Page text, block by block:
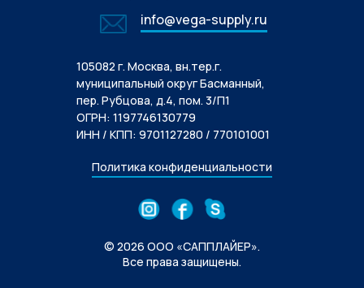
info@vega-supply.ru
105082 г. Москва, вн.тер.г.
муниципальный округ Басманный,
пер. Рубцова, д.4, пом. 3/П1
ОГРН: 1197746130779
ИНН / КПП: 9701127280 / 770101001
© 2026 ООО «САППЛАЙЕР».
Все права защищены.
Политика конфиденциальности